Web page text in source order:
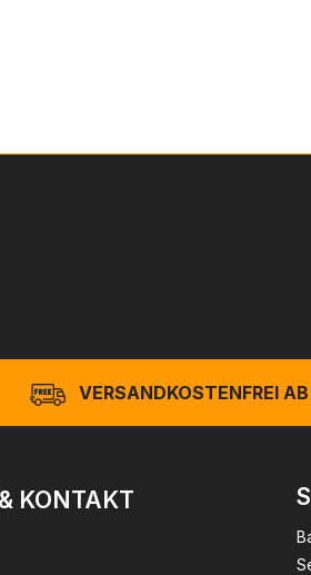
VERSANDKOSTENFREI
KONTAKT